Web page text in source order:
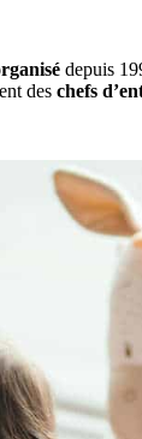
depuis
des chefs